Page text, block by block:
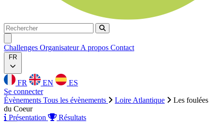
Rechercher
Rechercher
Challenges OrganisateurA propos Contact
FR
FR EN
ES
Se connecter
Évènements Tous les évènements Loire Atlantique
Les foulées
du Coeur
Présentation
Résultats